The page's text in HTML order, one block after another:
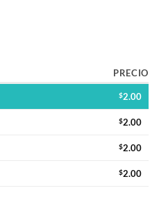
PRECIO
$2.00
$2.00
$2.00
$2.00